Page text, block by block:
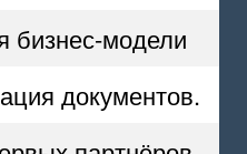
бизнес-модели
документов.